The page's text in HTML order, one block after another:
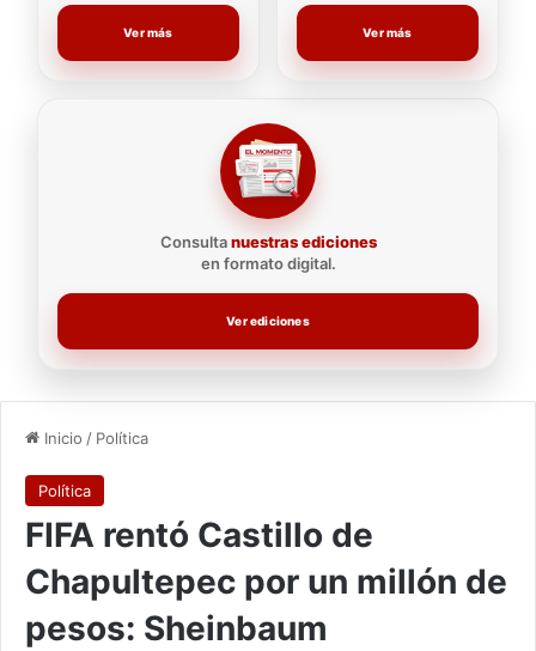
Ver más
Consultanuestras ediciones
en formato digital.
Ver ediciones
Ver más
Inicio / Política
Política
FIFA rentó Castillo de
Chapultepec por un millón de
pesos: Sheinbaum